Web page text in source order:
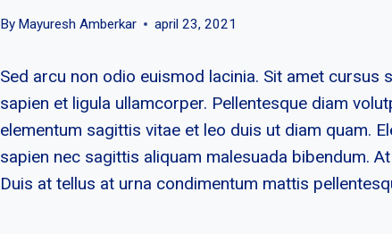
By Mayuresh Amberkar april 23, 2021
Sed arcu non odio euismod lacinia. Sit amet cursus
sapien et ligula ullamcorper. Pellentesque diam
elementum sagittis vitae et leo duis ut diam quam.
sapien nec sagittis aliquam malesuada bibendum.
Duis at tellus at urna condimentum mattis